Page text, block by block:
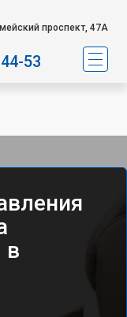
проспект, 47А
53
в